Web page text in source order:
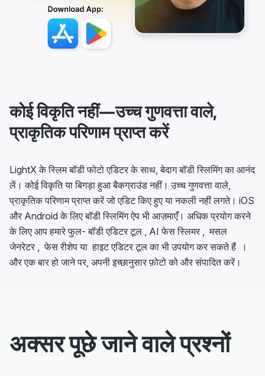
कोई विकृति नहीं—उच्च गुणवत्ता वाले,
प्राकृतिक परिणाम प्राप्त करें
LightX के स्लिम बॉडी फोटो एडिटर के साथ, बेदाग बॉडी स्लिमिंग का आनंद
लें। कोई विकृति या बिगड़ा हुआ बैकग्राउंड नहीं। उच्च गुणवत्ता वाले,
प्राकृतिक परिणाम प्राप्त करें जो एडिट किए हुए या नकली नहीं लगते। iOS
और Android के लिए बॉडी स्लिमिंग ऐप भी आज़माएँ। अधिक प्रयोग करने
के लिए आप हमारे फुल- बॉडी एडिटर टूल , AI फेस स्लिमर , मसल
जेनरेटर , फेस रीशेप या हाइट एडिटर टूल का भी उपयोग कर सकते हैं ।
और एक बार हो जाने पर, अपनी इच्छानुसार फ़ोटो को और संपादित करें।
अक्सर पूछे जाने वाले प्रश्नों